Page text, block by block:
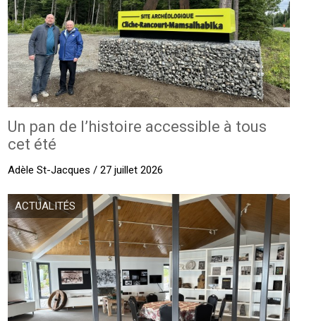
Un pan de l’histoire accessible à tous
cet été
Adèle St-Jacques / 27 juillet 2026
ACTUALITÉS